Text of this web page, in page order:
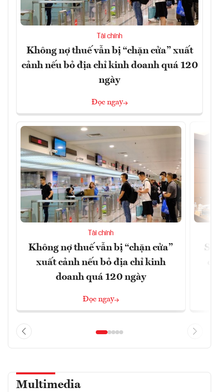
Tài chính
Không nợ thuế vẫn bị “chặn cửa” xuất
cảnh nếu bỏ địa chỉ kinh doanh quá 120
ngày
Đọc ngay
Tài chính
Không nợ thuế vẫn bị “chặn cửa”
xuất cảnh nếu bỏ địa chỉ kinh
doanh quá 120 ngày
Đọc ngay
Multimedia